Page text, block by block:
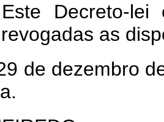
Decreto-
as
de dezembro